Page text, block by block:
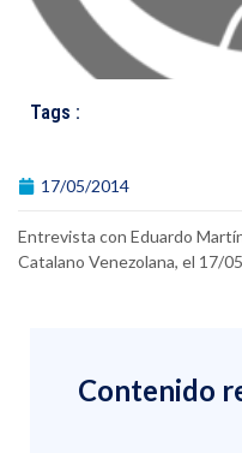
Tags :
17/05/2014
Entrevista con Eduardo
Catalano Venezolana, el 17/
Contenido